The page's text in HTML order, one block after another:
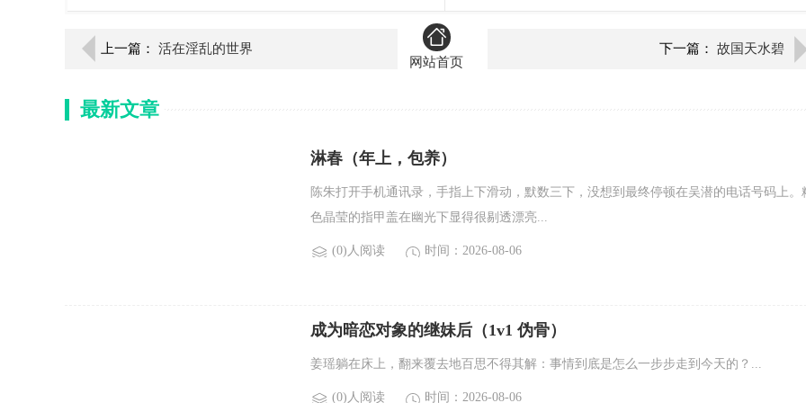
上一篇： 活在淫乱的世界
网站首页
下一篇： 故国天水碧
最新文章
淋春（年上，包养）
陈朱打开手机通讯录，手指上下滑动，默数三下，没想到最终停顿在吴潜的电话号码上。
色晶莹的指甲盖在幽光下显得很剔透漂亮...
(0)人阅读 时间：2026-08-06
成为暗恋对象的继妹后（1v1 伪骨）
姜瑶躺在床上，翻来覆去地百思不得其解：事情到底是怎么一步步走到今天的？...
(0)人阅读 时间：2026-08-06